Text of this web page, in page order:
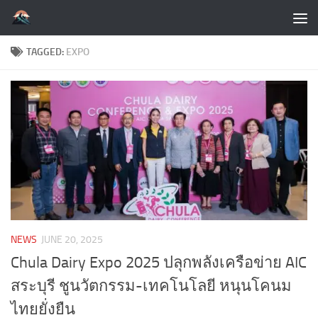
Skip to content
TAGGED: EXPO
NEWS JUNE 20, 2025
Chula Dairy Expo 2025 ปลุกพลังเครือข่าย AIC
สระบุรี ชูนวัตกรรม-เทคโนโลยี หนุนโคนม
ไทยยั่งยืน